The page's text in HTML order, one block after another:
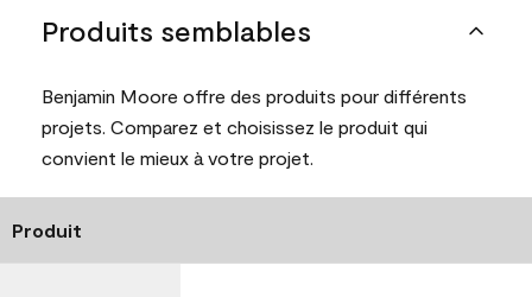
Produits semblables
Benjamin Moore offre des produits pour différents
projets. Comparez et choisissez le produit qui
convient le mieux à votre projet.
Produit